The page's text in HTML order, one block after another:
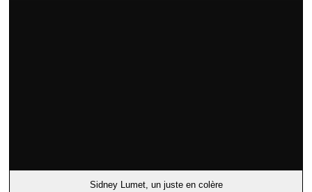
Sidney Lumet, un juste en colère